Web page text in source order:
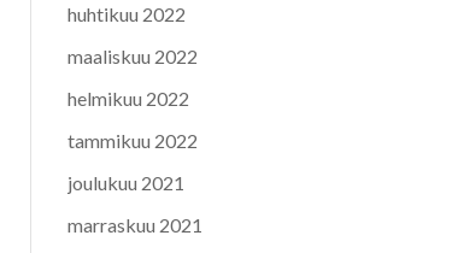
huhtikuu 2022
maaliskuu 2022
helmikuu 2022
tammikuu 2022
joulukuu 2021
marraskuu 2021